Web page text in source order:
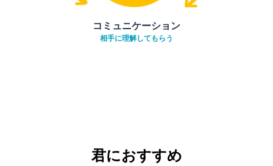
コミュニケーション
相手に理解してもらう
君におすすめ